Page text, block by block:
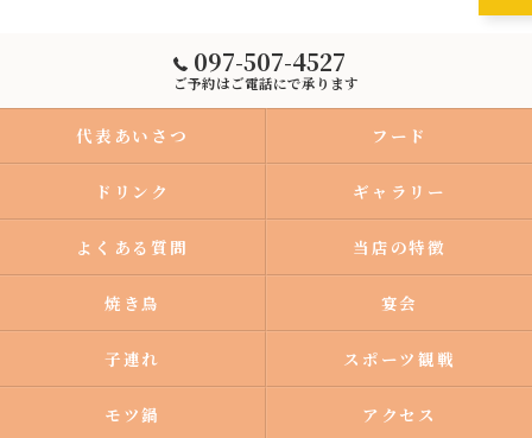
097-507-4527
ご予約はご電話にで承ります
代表あいさつ フード
ドリンク ギャラリー
よくある質問 当店の特徴
焼き鳥 宴会
子連れ スポーツ観戦
モツ鍋 アクセス